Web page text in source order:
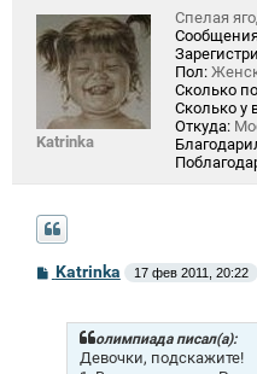
Katrinka
Спелая
Пол:
Сколько
Сколько у
Откуда:
СKatrinka 17 фев 2011, 20:22
олимпиада писал(а):
Девочки, подскажите!